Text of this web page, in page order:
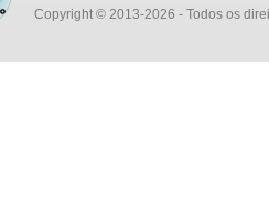
Copyright © 2013-2026 - Todos os